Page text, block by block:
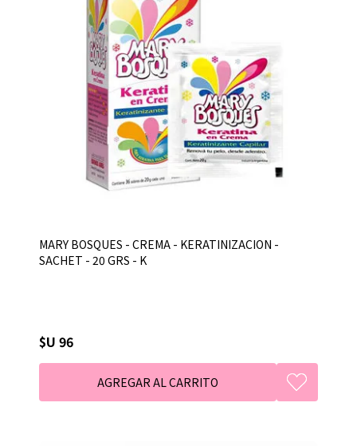
MARY BOSQUES - CREMA - KERATINIZACION -
SACHET - 20 GRS - K
$U 96